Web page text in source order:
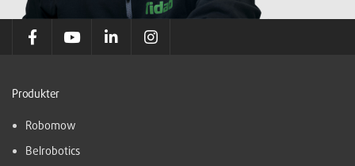
Produkter
Robomow
Belrobotics